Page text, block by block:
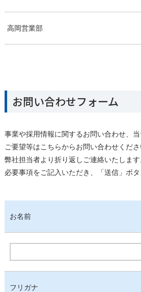
高岡営業部
お問い合わせフォーム
事業や採用情報に関するお問い合わせ、
ご要望等はこちらからお問い合わせくださ
弊社担当者より折り返しご連絡いたします
必要事項をご記入いただき、「送信」ボタ
お名前
フリガナ